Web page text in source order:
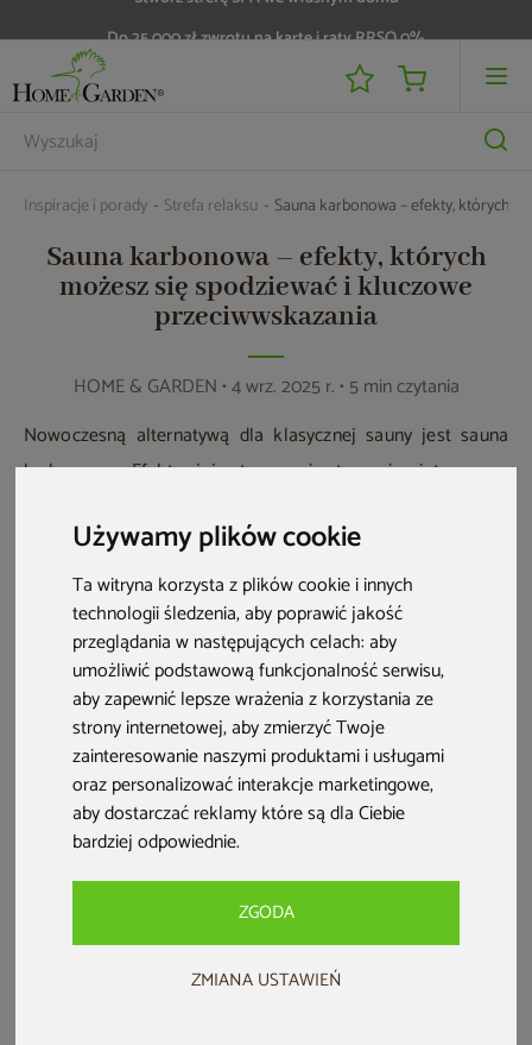
Używamy plików cookie
Ta witryna korzysta z plików cookie i innych
technologii śledzenia, aby poprawić jakość
przeglądania w następujących celach:aby
umożliwić podstawową funkcjonalność serwisu,
aby zapewnić lepsze wrażenia z korzystania ze
strony internetowej,aby zmierzyć Twoje
zainteresowanie naszymi produktami i usługami
oraz personalizować interakcje marketingowe,
aby dostarczać reklamy które są dla Ciebie
bardziej odpowiednie.
ZGODA
ZMIANA USTAWIEŃ
Inspiracje i porady Strefa relaksu Sauna karbonowa – efekty, których
Sauna karbonowa – efekty, których
możesz się spodziewać i kluczowe
przeciwwskazania
HOME & GARDEN• 4 wrz. 2025 r. • 5 min czytania
Nowoczesną alternatywą dla klasycznej sauny jest sauna
karbonowa. Efekty jej stosowania to m.in. intensywne
Sprawdź, jakie jeszcze korzyści może Ci przynieść regularne
korzystanie z tej formy relaksu!
Sauna karbonowa – co musisz wiedzieć?
Sauna karbonowa zapewnia głęboką detoksykację